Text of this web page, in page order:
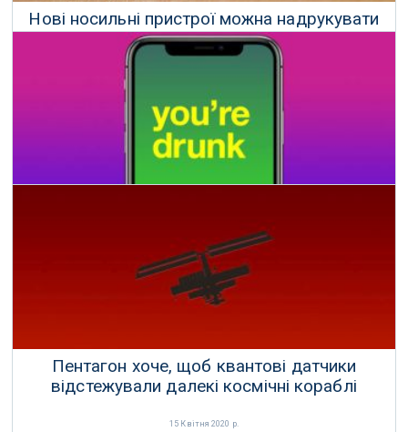
Нові носильні пристрої можна надрукувати
прямо на шкірі
Пентагон хоче, щоб квантові датчики
відстежували далекі космічні кораблі
15 Квітня 2020 р.